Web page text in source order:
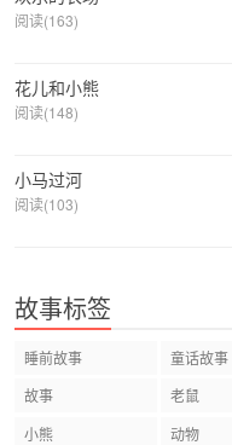
阅读(163)
花儿和小熊
阅读(148)
小马过河
阅读(103)
故事标签
睡前故事 童话故事
故事
老鼠
小熊
动物